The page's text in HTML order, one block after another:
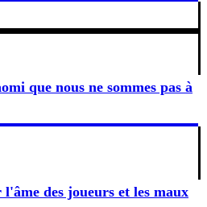
que nous ne sommes pas à
des joueurs et les maux